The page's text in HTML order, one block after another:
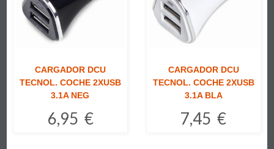
CARGADOR DCU
TECNOL. COCHE 2XUSB
3.1A NEG
6,95 €
CARGADOR DCU
TECNOL. COCHE 2XUSB
3.1A BLA
7,45 €